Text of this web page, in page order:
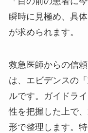
瞬時に見極め、具
が求められます。
救急医師からの信
は、エビデンスの
ルです。ガイドラ
性を把握した上で
形で整理します。